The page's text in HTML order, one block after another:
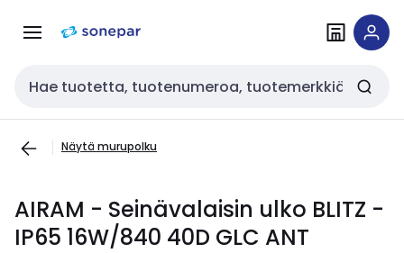
navigointiinsisältöön
Haku
Näytä murupolku
AIRAM - Seinävalaisin ulko BLITZ -
IP65 16W/840 40D GLC ANT